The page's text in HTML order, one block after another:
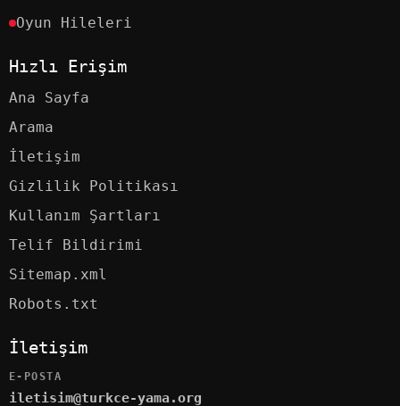
Oyun Hileleri
Hızlı Erişim
Ana Sayfa
Arama
İletişim
Gizlilik Politikası
Kullanım Şartları
Telif Bildirimi
Sitemap.xml
Robots.txt
İletişim
E-POSTA
iletisim@turkce-yama.org